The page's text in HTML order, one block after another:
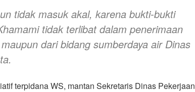
tidak masuk akal, karena bukti-bukti
tidak terlibat dalam penerimaan
dari bidang sumberdaya air Dinas
terpidana WS, mantan Sekretaris Dinas Pekerjaan